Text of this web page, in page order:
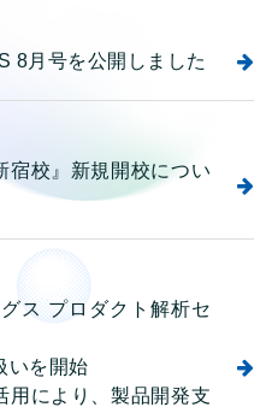
8月号を公開しました
宿校』新規開校につい
ス プロダクト解析セ
いを開始
用により、製品開発支